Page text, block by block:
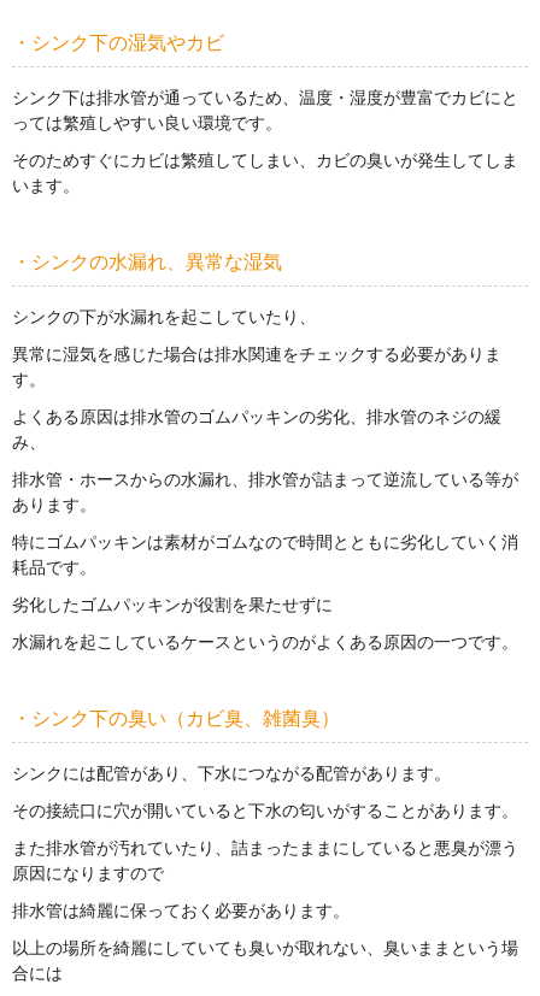
・シンク下の湿気やカビ
シンク下は排水管が通っているため、温度・湿度が豊富でカビにと
っては繁殖しやすい良い環境です。
そのためすぐにカビは繁殖してしまい、カビの臭いが発生してしま
います。
・シンクの水漏れ、異常な湿気
シンクの下が水漏れを起こしていたり、
異常に湿気を感じた場合は排水関連をチェックする必要がありま
す。
よくある原因は排水管のゴムパッキンの劣化、排水管のネジの緩
み、
排水管・ホースからの水漏れ、排水管が詰まって逆流している等が
あります。
特にゴムパッキンは素材がゴムなので時間とともに劣化していく消
耗品です。
劣化したゴムパッキンが役割を果たせずに
水漏れを起こしているケースというのがよくある原因の一つです。
・シンク下の臭い（カビ臭、雑菌臭）
シンクには配管があり、下水につながる配管があります。
その接続口に穴が開いていると下水の匂いがすることがあります。
また排水管が汚れていたり、詰まったままにしていると悪臭が漂う
原因になりますので
排水管は綺麗に保っておく必要があります。
以上の場所を綺麗にしていても臭いが取れない、臭いままという場
合には